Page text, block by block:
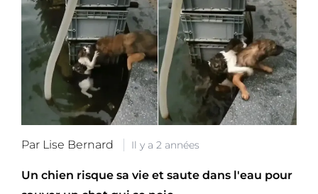
Par Lise Bernard Il y a 2 années
Un chien risque sa vie et saute dans l'eau pour